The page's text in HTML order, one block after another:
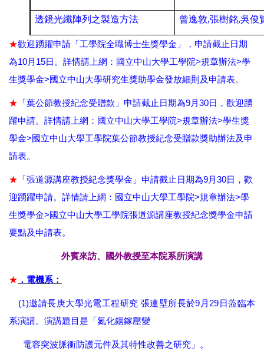
透鏡光纖陣列之製造方法 曾逸敦,張樹銘,吳俊
★歡迎踴躍申請「工學院全職博士生獎學金」，申請截止日期
為10月 15日。詳情請上網：國立中山大學工學院>規章辦法>學
生獎學金>國立中山大學研究生獎助學金發放細則及申請表。
★ 「葉公節教授紀念受贈款」申請截止日期為9月 30日，歡迎踴
躍申請。詳情請上網：國立中山大學工學院>規章辦法>學生獎
學金>國立中山大學工學院葉公節教授紀念受贈款獎助辦法及申
請表。
★ 「張道源講座教授紀念獎學金」申請截止日期為9月 30日，歡
迎踴躍申請。詳情請上網：國立中山大學工學院>規章辦法>學
生獎學金>國立中山大學工學院張道源講座教授紀念獎學金申請
要點及申請表。
外賓來訪、國外教授至本院系所演講
★ ．電機系：
(1)邀請長庚大學光電工程研究 張連壁所長於9 月 29 日蒞臨本
系演講。演講題目是「氮化銦鎵壓變
電容突波脈衝防護元件及其特性改善之研究」。